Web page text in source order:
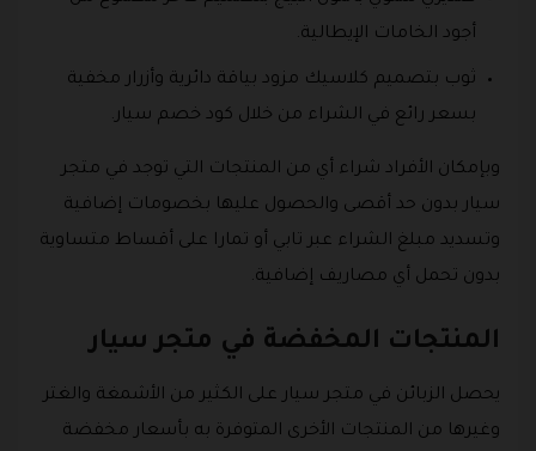
أجود الخامات الإيطالية.
ثوب بتصميم كلاسيك مزود بياقة دائرية وأزرار مخفية
بسعر رائع في الشراء من خلال كود خصم سيار.
وبإمكان الأفراد شراء أي من المنتجات التي توجد في متجر
سيار بدون حد أقصى والحصول عليها بخصومات إضافية
وتسديد مبلغ الشراء عبر تابي أو تمارا على أقساط متساوية
بدون تحمل أي مصاريف إضافية.
المنتجات المخفضة في متجر سيار
يحصل الزبائن في متجر سيار على الكثير من الأشمغة والغتر
وغيرها من المنتجات الأخرى المتوفرة به بأسعار مخفضة